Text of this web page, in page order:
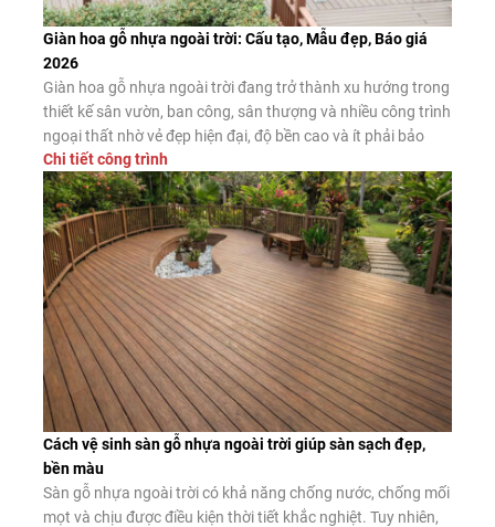
Giàn hoa gỗ nhựa ngoài trời: Cấu tạo, Mẫu đẹp, Báo giá
2026
Giàn hoa gỗ nhựa ngoài trời đang trở thành xu hướng trong
thiết kế sân vườn, ban công, sân thượng và nhiều công trình
ngoại thất nhờ vẻ đẹp hiện đại, độ bền cao và ít phải bảo
dưỡng. Đây là giải pháp thay thế hiệu quả cho giàn hoa gỗ
tự nhiên và giàn […]
Chi tiết công trình
Cách vệ sinh sàn gỗ nhựa ngoài trời giúp sàn sạch đẹp,
bền màu
Sàn gỗ nhựa ngoài trời có khả năng chống nước, chống mối
mọt và chịu được điều kiện thời tiết khắc nghiệt. Tuy nhiên,